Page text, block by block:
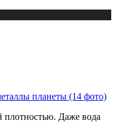
планеты (14 фото)
Даже вода